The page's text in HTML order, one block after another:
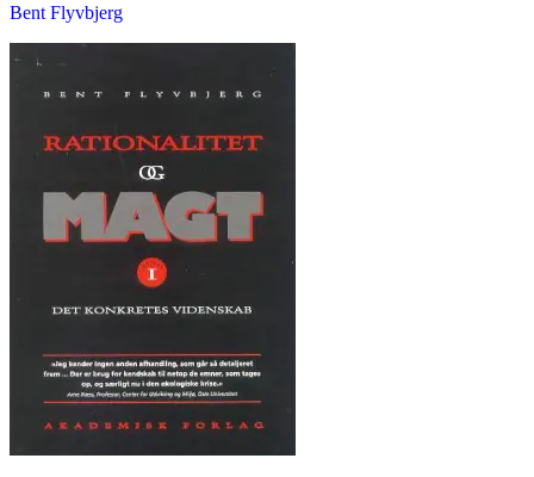
Bent Flyvbjerg